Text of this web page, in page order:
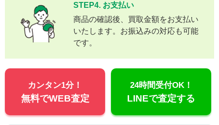
STEP4. お支払い
商品の確認後、買取金額をお支払い
いたします。お振込みの対応も可能
です。
カンタン1分！
無料でWEB査定
24時間受付OK！
LINEで査定する